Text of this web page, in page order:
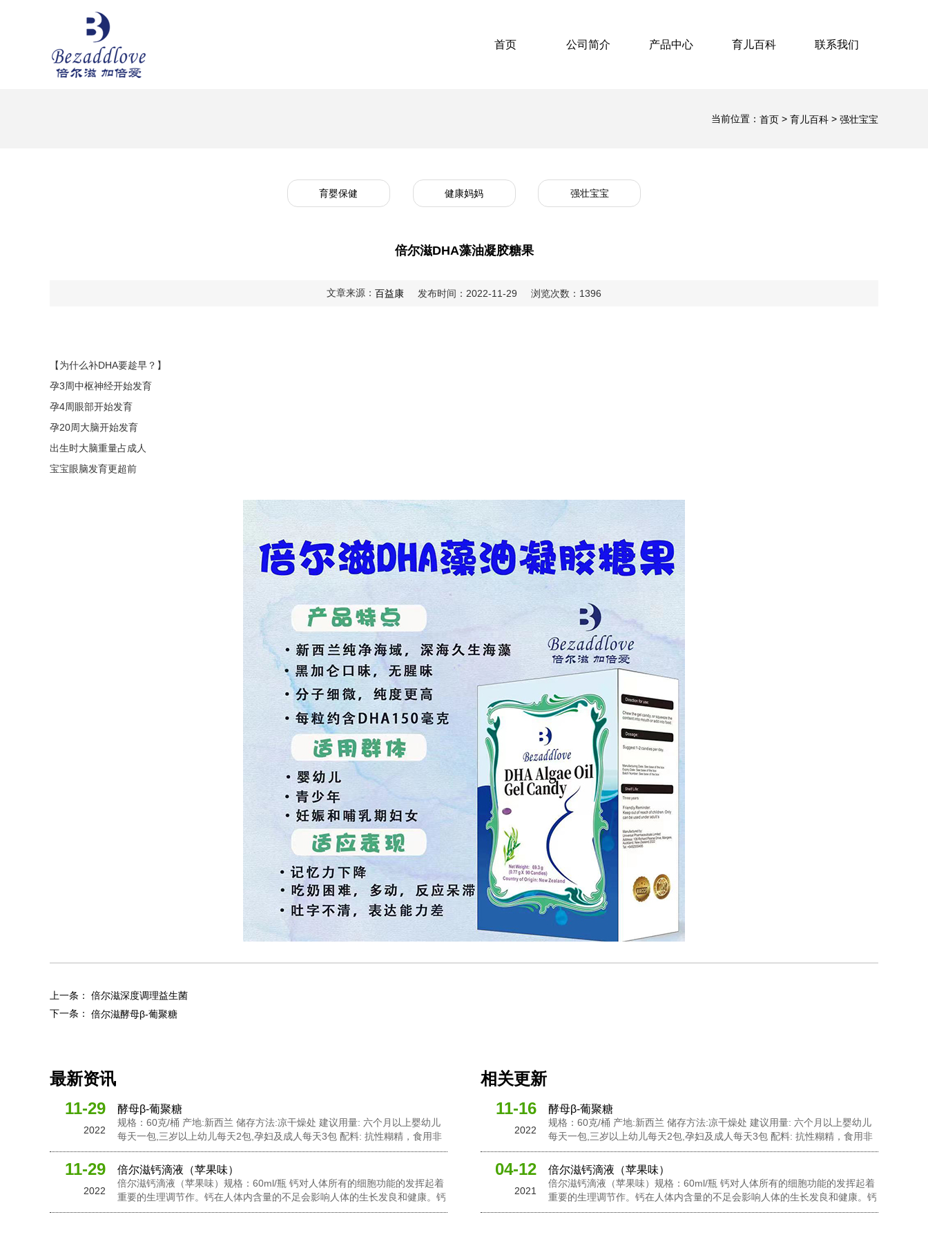
首页 公司简介 产品中心 育儿百科 联系我们
当前位置： 首页 > 育儿百科 > 强壮宝宝
育婴保健 健康妈妈 强壮宝宝
倍尔滋DHA藻油凝胶糖果
文章来源： 百益康 发布时间：2022-11-29 浏览次数：1396
【为什么补DHA要趁早？】
孕3周中枢神经开始发育
孕4周眼部开始发育
孕20周大脑开始发育
出生时大脑重量占成人
宝宝眼脑发育更超前
上一条： 倍尔滋深度调理益生菌
下一条： 倍尔滋酵母β-葡聚糖
最新资讯
11-29
2022
酵母β-葡聚糖
规格：60克/桶 产地:新西兰 储存方法:凉干燥处 建议用量: 六个月以上婴幼儿
每天一包,三岁以上幼儿每天2包,孕妇及成人每天3包 配料: 抗性糊精，食用非
活性酵母粉，岩藻多糖，水苏糖，酵母 β-葡聚糖，针叶樱桃粉，黄金奇异果
粉，接骨木莓粉，N-乙酰神经氨酸...
11-29
2022
倍尔滋钙滴液（苹果味）
倍尔滋钙滴液（苹果味）规格：60ml/瓶 钙对人体所有的细胞功能的发挥起着
重要的生理调节作。钙在人体内含量的不足会影响人体的生长发良和健康。钙
在维持骨骼和牙齿健康以及对神经信息传输中起到了重要的作用，此外它还有
相关更新
11-16
2022
酵母β-葡聚糖
规格：60克/桶 产地:新西兰 储存方法:凉干燥处 建议用量: 六个月以上婴幼儿
每天一包,三岁以上幼儿每天2包,孕妇及成人每天3包 配料: 抗性糊精，食用非
活性酵母粉，岩藻多糖，水苏糖，酵母 β-葡聚糖，针叶樱桃粉，黄金奇异果
粉，接骨木莓粉，N-乙酰神经氨酸...
04-12
2021
倍尔滋钙滴液（苹果味）
倍尔滋钙滴液（苹果味）规格：60ml/瓶 钙对人体所有的细胞功能的发挥起着
重要的生理调节作。钙在人体内含量的不足会影响人体的生长发良和健康。钙
在维持骨骼和牙齿健康以及对神经信息传输中起到了重要的作用，此外它还有